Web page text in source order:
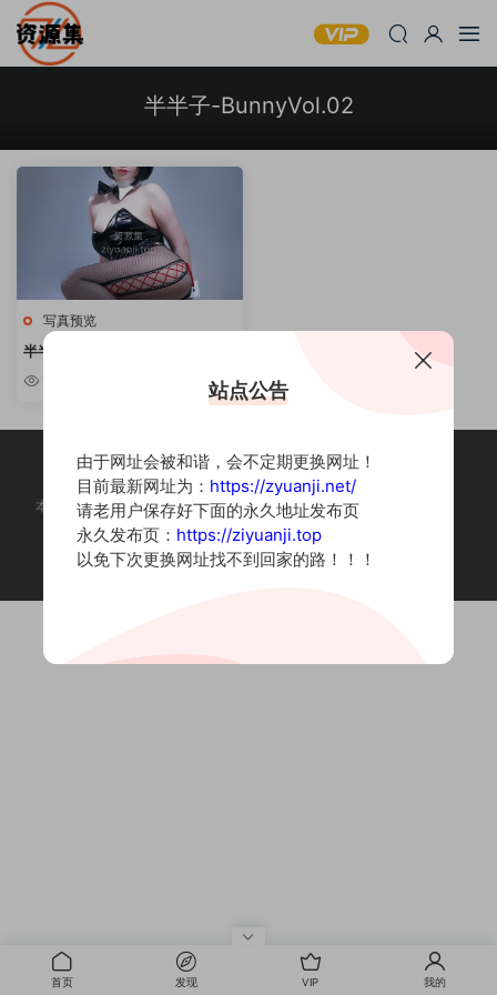
半半子-BunnyVol.02
写真预览
半半子 – 《Bunny Vol.02》
本站为摄影写真图片网站，内容来自网络收集整理，仅作个人学习使用。
如有违法内容请联系删除
Copyright © 2022 资源集
首页 发现 VIP 我的
站点公告
由于网址会被和谐，会不定期更换网址！
目前最新网址为： https://zyuanji.net/
请老用户保存好下面的永久地址发布页
永久发布页： https://ziyuanji.top
以免下次更换网址找不到回家的路！！！